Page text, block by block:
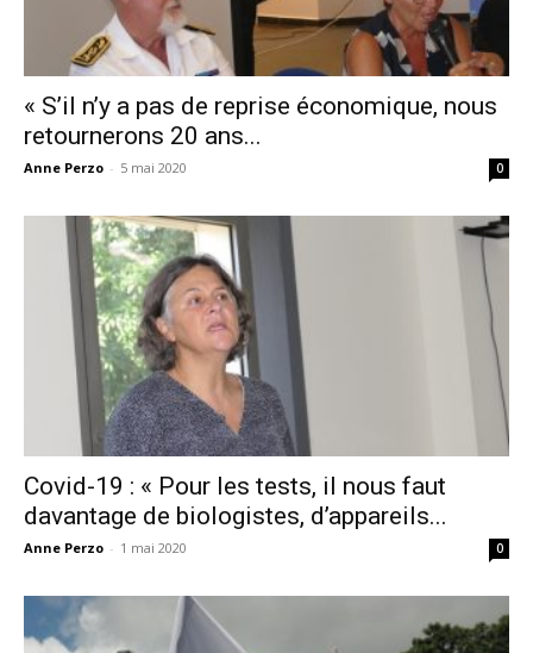
« S’il n’y a pas de reprise économique, nous
retournerons 20 ans...
Anne Perzo - 5 mai 2020 0
Covid-19 : « Pour les tests, il nous faut
davantage de biologistes, d’appareils...
Anne Perzo - 1 mai 2020 0